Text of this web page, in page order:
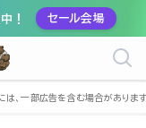
！ セール会場
福岡市早良区